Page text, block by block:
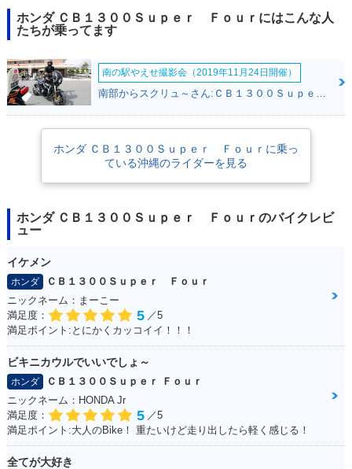
ジでは、ヘッドライトがLED化され、それまで別仕様だったグリップヒー
ターとETC車載器が標準装備となった。2019年モデルでは、オーリンズ
た。2020年12月3日、新型モデルになることが公表され、同21日に正式発
表された。この2021年モデルから、スロットルバイワイヤ（電子制御ス
ロットル）を採用し、ライディングモード選択機能(3タイプ）とクルーズ
コントロールを搭載。また、トラクションコントロール（Hondaセレクタ
CB1300・シリーズ（スーパーフォア/スーパーボルドール）の歴史に幕が
ホンダ ＣＢ１３００Ｓｕｐｅｒ Ｆｏｕｒにはこんな人
たちが乗ってます
南の駅やえせ撮影会（2019年11月24日開催）
南部からスクリュ～さん:ＣＢ１３００Ｓｕｐｅｒ Ｆｏｕｒ(ホンダ)
ホンダ ＣＢ１３００Ｓｕｐｅｒ Ｆｏｕｒに乗っ
ている沖縄のライダーを見る
ホンダ ＣＢ１３００Ｓｕｐｅｒ Ｆｏｕｒのバイクレビ
ュー
イケメン
ホンダ
ＣＢ１３００Ｓｕｐｅｒ Ｆｏｕｒ
ニックネーム：まーこー
満足度：
5 ／5
満足ポイント:とにかくカッコイイ！！！
ビキニカウルでいいでしょ～
ホンダ
ＣＢ１３００Ｓｕｐｅｒ Ｆｏｕｒ
ニックネーム：HONDA Jr
満足度：
5 ／5
満足ポイント:大人のBike！ 重たいけど走り出したら軽く感じる！
全てが大好き